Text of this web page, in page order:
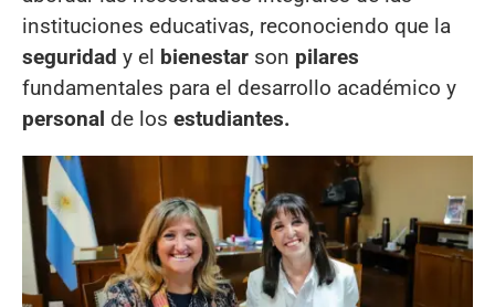
instituciones educativas, reconociendo que la
seguridad y el bienestar son pilares
fundamentales para el desarrollo académico y
personal de los estudiantes.